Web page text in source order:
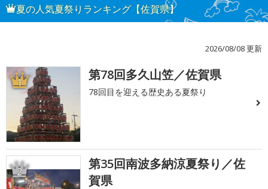
夏の人気夏祭りランキング【佐賀県】
2026/08/08 更新
1 第78回多久山笠／佐賀県
78回目を迎える歴史ある夏祭り
2
第35回南波多納涼夏祭り／佐
賀県